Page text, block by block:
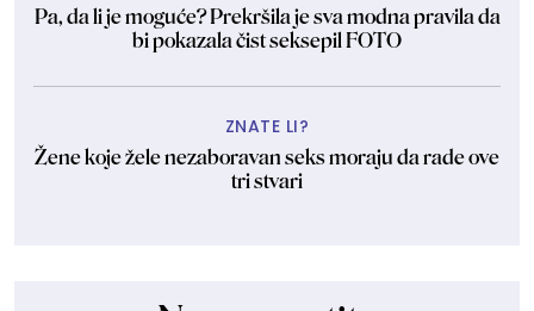
Pa, da li je moguće? Prekršila je sva modna pravila da
bi pokazala čist seksepil FOTO
ZNATE LI?
Žene koje žele nezaboravan seks moraju da rade ove
tri stvari